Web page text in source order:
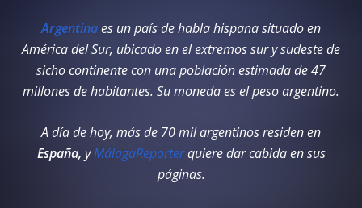
Argentinaes un país de habla hispana situado en
América del Sur, ubicado en el extremos sur y sudeste de
sicho continente con una población estimada de 47
millones de habitantes. Su moneda es el peso argentino.
A día de hoy, más de 70 mil argentinos residen en
España, yMálagaReporterquiere dar cabida en sus
páginas.